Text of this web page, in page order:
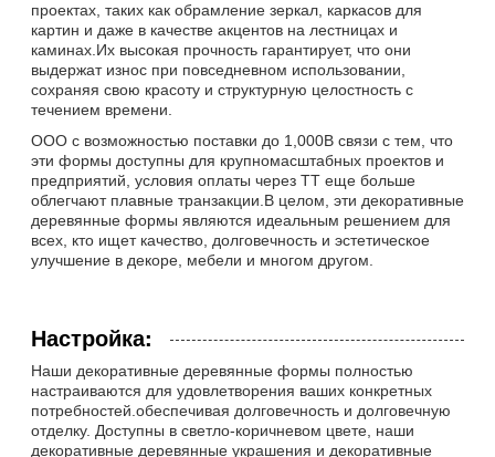
проектах, таких как обрамление зеркал, каркасов для
картин и даже в качестве акцентов на лестницах и
каминах.Их высокая прочность гарантирует, что они
выдержат износ при повседневном использовании,
сохраняя свою красоту и структурную целостность с
течением времени.
ООО с возможностью поставки до 1,000В связи с тем, что
эти формы доступны для крупномасштабных проектов и
предприятий, условия оплаты через TT еще больше
облегчают плавные транзакции.В целом, эти декоративные
деревянные формы являются идеальным решением для
всех, кто ищет качество, долговечность и эстетическое
улучшение в декоре, мебели и многом другом.
Настройка:
Наши декоративные деревянные формы полностью
настраиваются для удовлетворения ваших конкретных
потребностей.обеспечивая долговечность и долговечную
отделку. Доступны в светло-коричневом цвете, наши
декоративные деревянные украшения и декоративные